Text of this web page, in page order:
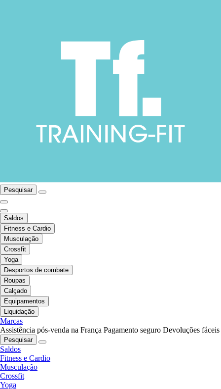
Pesquisar
Saldos
Fitness e Cardio
Musculação
Crossfit
Yoga
Desportos de combate
Roupas
Calçado
Equipamentos
Liquidação
Marcas
Assistência pós-venda na França Pagamento seguro Devoluções fáceis
Pesquisar
Saldos
Fitness e Cardio
Musculação
Crossfit
Yoga